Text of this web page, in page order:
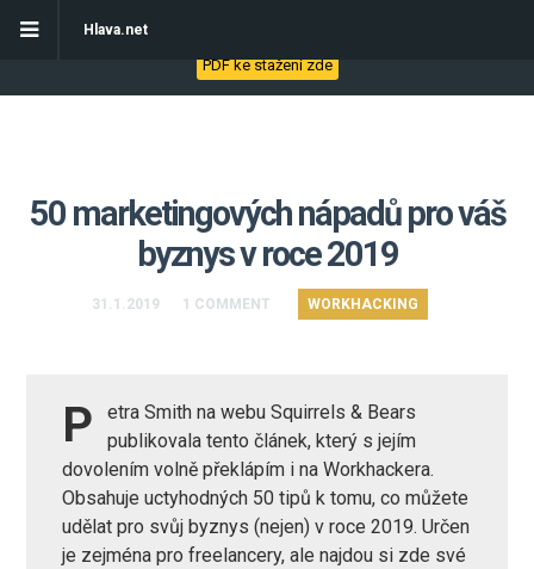
Hlava.net
50 marketingových nápadů pro váš
byznys v roce 2019
31.1.2019 1 COMMENT WORKHACKING
P etra Smith na webuSquirrels & Bears
publikovalatento článek, který s jejím
dovolením volně překlápím i na Workhackera.
Obsahuje uctyhodných 50 tipů k tomu, co můžete
udělat pro svůj byznys (nejen) v roce 2019. Určen
je zejména pro freelancery, ale najdou si zde své
Stáhněte si eBook - Jak začít s automatizací obchodních procesů
PDF ke stažení zde